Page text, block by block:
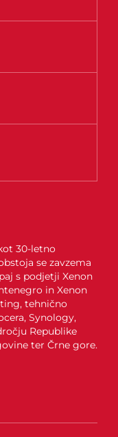
30-letno
se zavzema
s podjetji Xenon
in Xenon
tehnično
Synology,
Republike
ter Črne gore.